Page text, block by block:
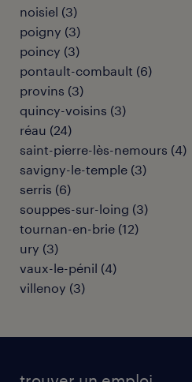
noisiel (3)
poigny (3)
poincy (3)
pontault-combault (6)
provins (3)
quincy-voisins (3)
réau (24)
saint-pierre-lès-nemours (4)
savigny-le-temple (3)
serris (6)
souppes-sur-loing (3)
tournan-en-brie (12)
ury (3)
vaux-le-pénil (4)
villenoy (3)